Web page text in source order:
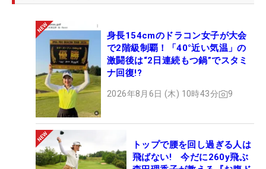
身長154cmのドラコン女子が大会
で2階級制覇！「40°近い気温」の
激闘後は“2日連続もつ鍋”でスタミ
ナ回復!?
2026年8月6日 (木) 10時43分 9
トップで腰を回し過ぎる人は
飛ばない! 今だに260y飛ぶ